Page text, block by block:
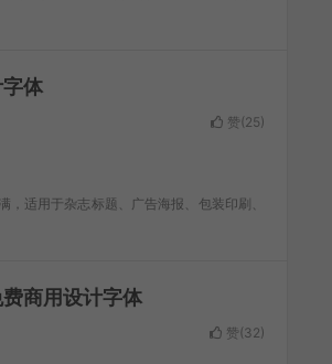
体
赞(25)
适用于杂志标题、广告海报、包装印刷、
商用设计字体
赞(32)